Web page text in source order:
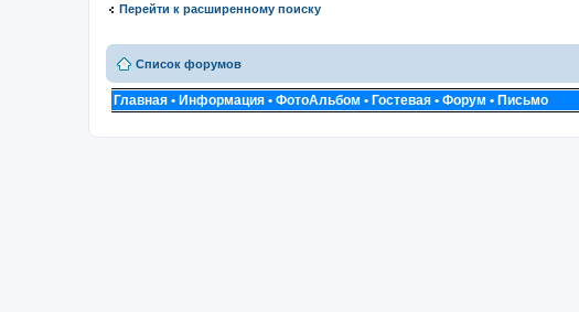
Перейти к расширенному поиску
Список форумов
Главная • Информация • ФотоАльбом • Гостевая • Форум • Письмо